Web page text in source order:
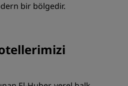
bir bölgedir.